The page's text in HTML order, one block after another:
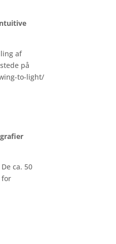
af
på
to-light/
ca. 50
for